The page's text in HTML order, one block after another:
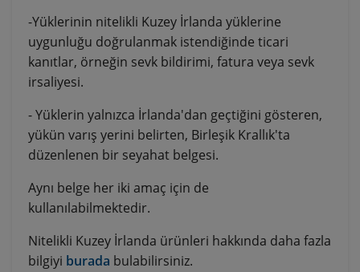
-Yüklerinin nitelikli Kuzey İrlanda yüklerine
uygunluğu doğrulanmak istendiğinde ticari
kanıtlar, örneğin sevk bildirimi, fatura veya sevk
irsaliyesi.
- Yüklerin yalnızca İrlanda'dan geçtiğini gösteren,
yükün varış yerini belirten, Birleşik Krallık'ta
düzenlenen bir seyahat belgesi.
Aynı belge her iki amaç için de
kullanılabilmektedir.
Nitelikli Kuzey İrlanda ürünleri hakkında daha fazla
bilgiyi burada bulabilirsiniz.